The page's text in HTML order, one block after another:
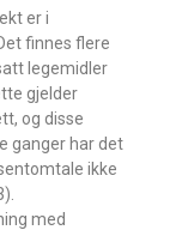
er i
finnes flere
legemidler
gjelder
og disse
ganger har det
ikke
med